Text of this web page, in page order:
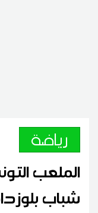
رياضة
الملعب
شباب